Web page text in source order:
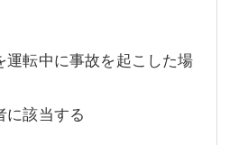
運転中に事故を起こした場
該当する